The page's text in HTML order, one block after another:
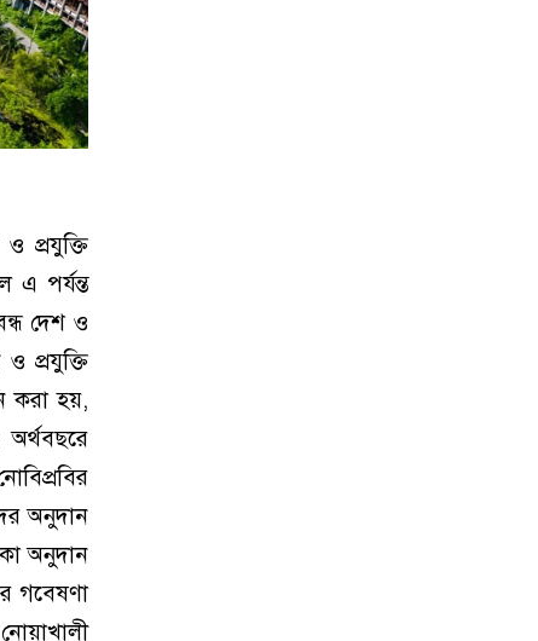
প্রযুক্তি
এ পর্যন্ত
দেশ ও
ও প্রযুক্তি
করা হয়,
অনুদান
অনুদান
গবেষণা